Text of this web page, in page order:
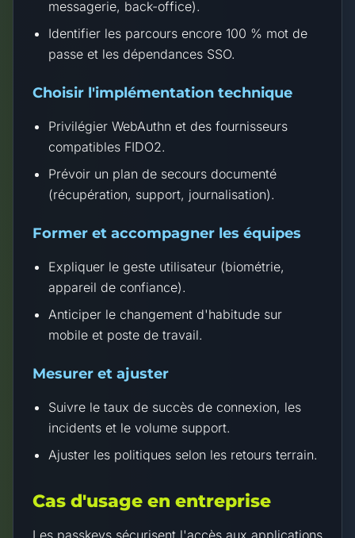
messagerie, back-office).
Identifier les parcours encore 100 % mot de
passe et les dépendances SSO.
Choisir l'implémentation technique
Privilégier WebAuthn et des fournisseurs
compatibles FIDO2.
Prévoir un plan de secours documenté
(récupération, support, journalisation).
Former et accompagner les équipes
Expliquer le geste utilisateur (biométrie,
appareil de confiance).
Anticiper le changement d'habitude sur
mobile et poste de travail.
Mesurer et ajuster
Suivre le taux de succès de connexion, les
incidents et le volume support.
Ajuster les politiques selon les retours terrain.
Cas d'usage en entreprise